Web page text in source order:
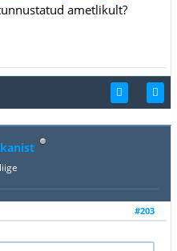
ametlikult?
#203